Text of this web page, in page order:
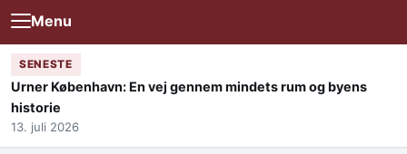
Menu
SENESTE
Urner København: En vej gennem mindets rum og byens
historie
13. juli 2026